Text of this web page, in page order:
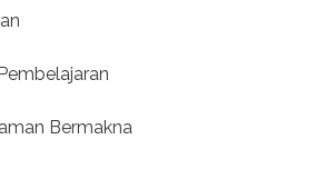
Bermakna